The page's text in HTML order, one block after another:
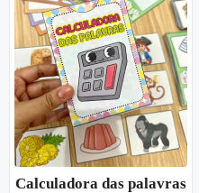
Calculadora das palavras